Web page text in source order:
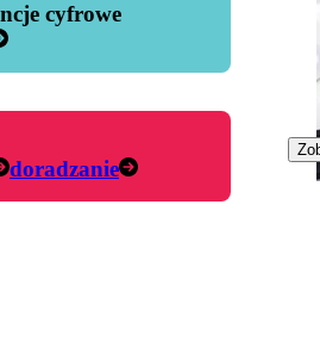
cyfrowe
doradzanie